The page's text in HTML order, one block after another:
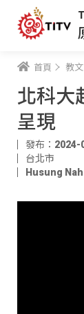
首頁 教文
北科大
呈現
發布：2024-
台北市
Husung